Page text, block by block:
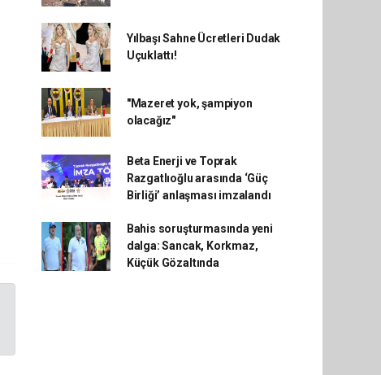
Yılbaşı Sahne Ücretleri Dudak
Uçuklattı!
"Mazeret yok, şampiyon
olacağız"
Beta Enerji ve Toprak
Razgatlıoğlu arasında ‘Güç
Birliği’ anlaşması imzalandı
Bahis soruşturmasında yeni
dalga: Sancak, Korkmaz,
Küçük Gözaltında